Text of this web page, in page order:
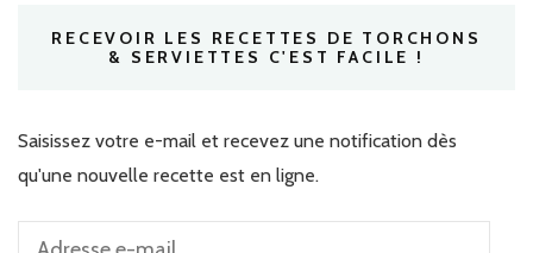
RECEVOIR LES RECETTES DE TORCHONS
& SERVIETTES C'EST FACILE !
Saisissez votre e-mail et recevez une notification dès
qu'une nouvelle recette est en ligne.
Adresse